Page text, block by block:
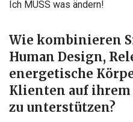
Ich MUSS was ändern!
Wie kombinieren
Human Design,
energetische
Klienten auf
zu unterstützen?